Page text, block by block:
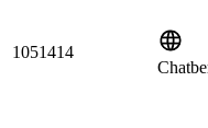
1051414